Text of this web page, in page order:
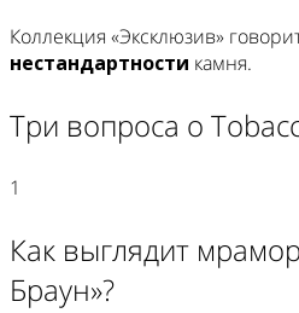
Коллекция «Эксклюзив»
нестандартности камня.
Три вопроса о
1
Как выглядит
Браун»?